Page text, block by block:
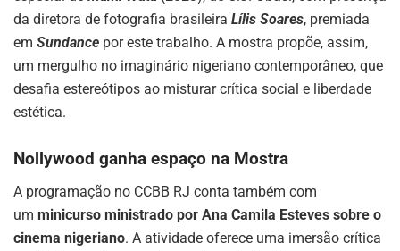
da diretora de fotografia brasileira Lílis Soares, premiada
em Sundance por este trabalho. A mostra propõe, assim,
um mergulho no imaginário nigeriano contemporâneo, que
desafia estereótipos ao misturar crítica social e liberdade
estética.
Nollywood ganha espaço na Mostra
A programação no CCBB RJ conta também com
um minicurso ministrado por Ana Camila Esteves sobre o
cinema nigeriano. A atividade oferece uma imersão crítica